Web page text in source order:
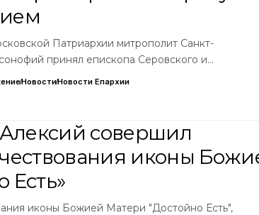
Патриархии митрополит Санкт-
принял епископа Серовского и…
НовостиНовости Епархии
совершил
иконы
Есть»
иконы Божией Матери "Достойно Есть",